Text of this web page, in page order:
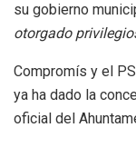
su gobierno
otorgado
Compromís y el
ya ha dado la
oficial del